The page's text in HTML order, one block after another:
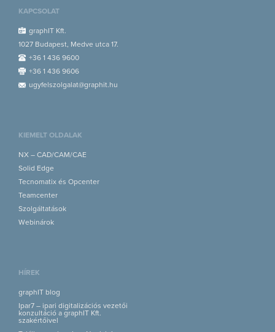
KAPCSOLAT
graphIT Kft.
1027 Budapest, Medve utca 17.
+36 1 436 9600
+36 1 436 9606
ugyfelszolgalat@graphit.hu
KIEMELT OLDALAK
NX – CAD/CAM/CAE
Solid Edge
Tecnomatix és Opcenter
Teamcenter
Szolgáltatások
Webinárok
HÍREK
graphIT blog
Ipar7 – ipari digitalizációs vezetői
konzultáció a graphIT Kft.
szakértőivel